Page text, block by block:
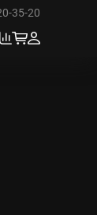
35-20